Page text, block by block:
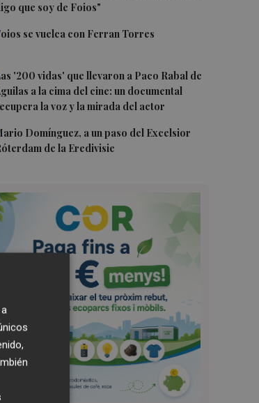
que soy de Foios"
se vuelca con Ferran Torres
'200 vidas' que llevaron a Paco Rabal de
a la cima del cine: un documental
la voz y la mirada del actor
Domínguez, a un paso del Excelsior
de la Eredivisie